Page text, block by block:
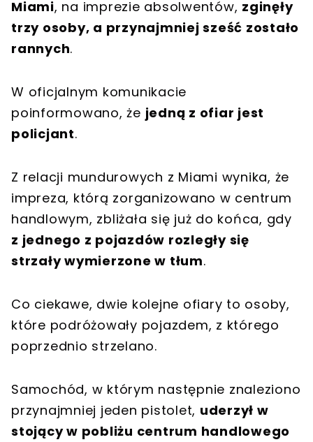
Miami, na imprezie absolwentów, zginęły
trzy osoby, a przynajmniej sześć zostało
rannych.
W oficjalnym komunikacie
poinformowano, że jedną z ofiar jest
policjant.
Z relacji mundurowych z Miami wynika, że
impreza, którą zorganizowano w centrum
handlowym, zbliżała się już do końca, gdy
z jednego z pojazdów rozległy się
strzały wymierzone w tłum.
Co ciekawe, dwie kolejne ofiary to osoby,
które podróżowały pojazdem, z którego
poprzednio strzelano.
Samochód, w którym następnie znaleziono
przynajmniej jeden pistolet, uderzył w
stojący w pobliżu centrum handlowego